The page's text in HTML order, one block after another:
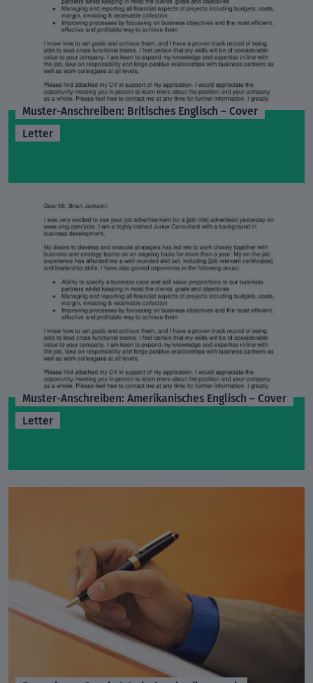
Muster-Anschreiben: Britisches Englisch – Cover
Letter
Muster-Anschreiben: Amerikanisches Englisch – Cover
Letter